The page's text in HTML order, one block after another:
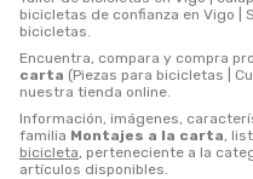
bicicletas de confianza en Vigo
bicicletas.
Encuentra, compara y compra
carta (Piezas para bicicletas |
nuestra tienda online.
Información, imágenes,
familia Montajes a la carta,
bicicleta, perteneciente a la
artículos disponibles.